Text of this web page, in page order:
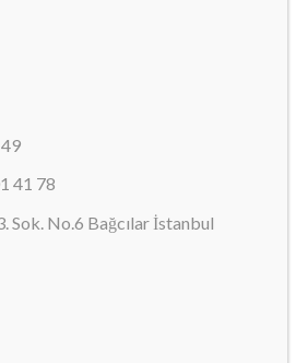
41 78
Sok. No.6 Bağcılar İstanbul